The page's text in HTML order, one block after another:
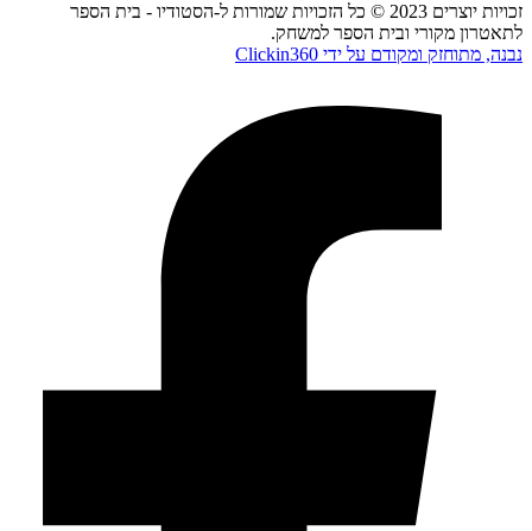
זכויות יוצרים 2023 © כל הזכויות שמורות ל-הסטודיו - בית הספר
לתאטרון מקורי ובית הספר למשחק.
נבנה, מתוחזק ומקודם על ידי Clickin360